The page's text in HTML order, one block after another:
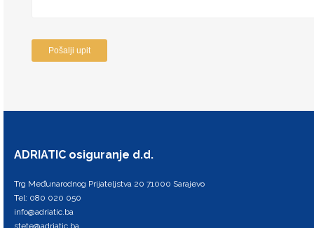
ADRIATIC osiguranje d.d.
Trg Međunarodnog Prijateljstva 20 71000 Sarajevo
Tel: 080 020 050
info@adriatic.ba
stete@adriatic.ba